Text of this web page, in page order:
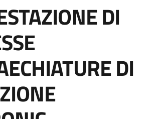
DI
DI